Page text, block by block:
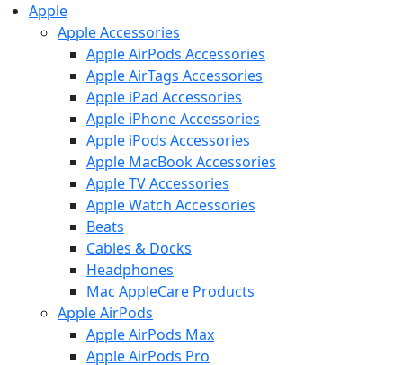
Apple
Apple Accessories
Apple AirPods Accessories
Apple AirTags Accessories
Apple iPad Accessories
Apple iPhone Accessories
Apple iPods Accessories
Apple MacBook Accessories
Apple TV Accessories
Apple Watch Accessories
Beats
Cables & Docks
Headphones
Mac AppleCare Products
Apple AirPods
Apple AirPods Max
Apple AirPods Pro